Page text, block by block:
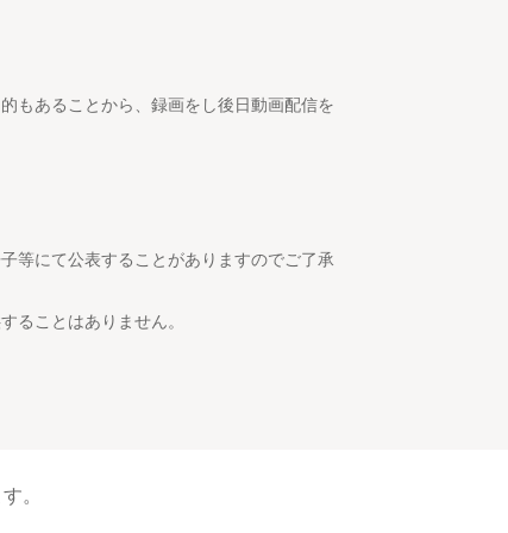
もあることから、録画をし後日動画配信を
等にて公表することがありますのでご了承
ることはありません。
。